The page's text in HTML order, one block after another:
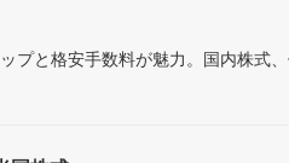
プと格安手数料が魅力。国内株式